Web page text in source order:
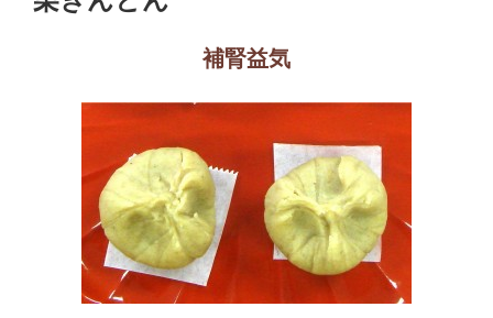
日:
補腎益気